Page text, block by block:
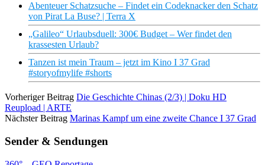
Abenteuer Schatzsuche – Findet ein Codeknacker den Schatz
von Pirat La Buse? | Terra X
„Galileo“ Urlaubsduell: 300€ Budget – Wer findet den
krassesten Urlaub?
Tanzen ist mein Traum – jetzt im Kino I 37 Grad
#storyofmylife #shorts
Vorheriger Beitrag Die Geschichte Chinas (2/3) | Doku HD
Reupload | ARTE
Nächster Beitrag Marinas Kampf um eine zweite Chance I 37 Grad
Sender & Sendungen